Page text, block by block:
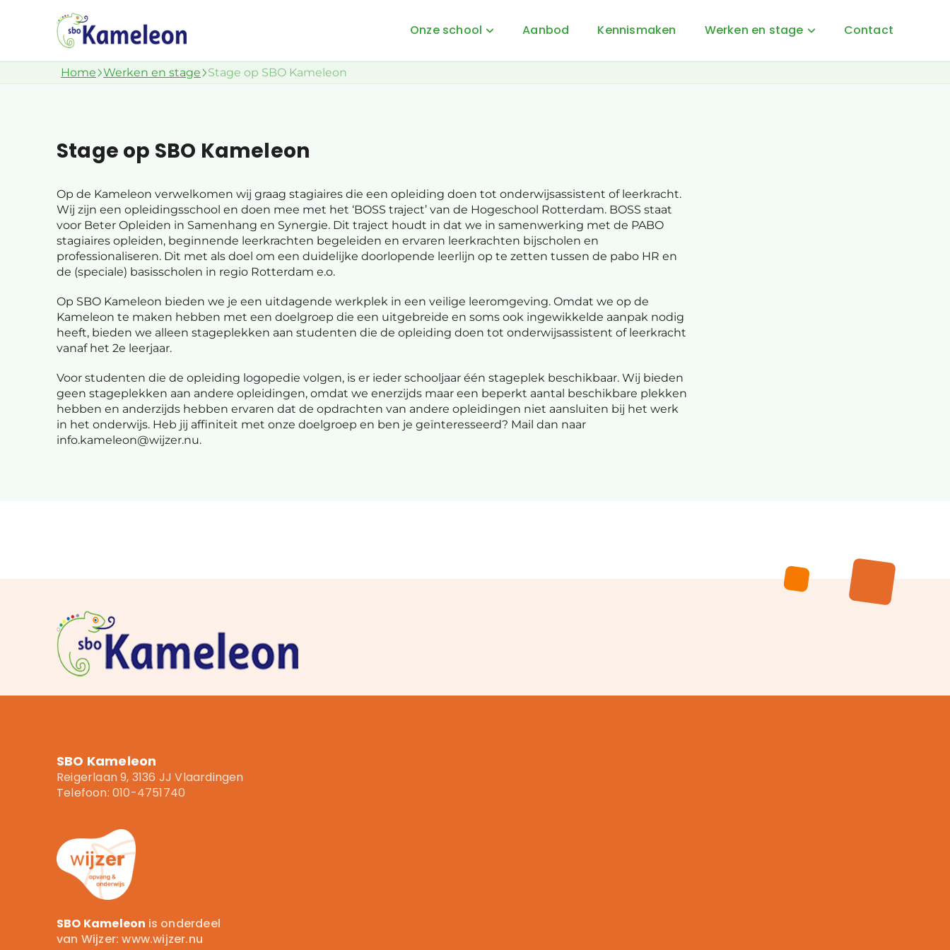
Onze school
Onze school
Downloads
Team
Voortgezet onderwijs
Aanbod Kennismaken Werken en stage
Werken en stage
Contact
Home Werken en stage Stage op SBO Kameleon
Stage op SBO Kameleon
Op de Kameleon verwelkomen wij graag stagiaires die een opleiding doen tot onderwijsassistent of leerkracht.
Wij zijn een opleidingsschool en doen mee met het ‘BOSS traject’ van de Hogeschool Rotterdam. BOSS staat
voor Beter Opleiden in Samenhang en Synergie. Dit traject houdt in dat we in samenwerking met de PABO
stagiaires opleiden, beginnende leerkrachten begeleiden en ervaren leerkrachten bijscholen en
professionaliseren. Dit met als doel om een duidelijke doorlopende leerlijn op te zetten tussen de pabo HR en
de (speciale) basisscholen in regio Rotterdam e.o.
Op SBO Kameleon bieden we je een uitdagende werkplek in een veilige leeromgeving. Omdat we op de
Kameleon te maken hebben met een doelgroep die een uitgebreide en soms ook ingewikkelde aanpak nodig
heeft, bieden we alleen stageplekken aan studenten die de opleiding doen tot onderwijsassistent of leerkracht
vanaf het 2e leerjaar.
Voor studenten die de opleiding logopedie volgen, is er ieder schooljaar één stageplek beschikbaar. Wij bieden
geen stageplekken aan andere opleidingen, omdat we enerzijds maar een beperkt aantal beschikbare plekken
hebben en anderzijds hebben ervaren dat de opdrachten van andere opleidingen niet aansluiten bij het werk
in het onderwijs. Heb jij affiniteit met onze doelgroep en ben je geïnteresseerd? Mail dan naar
info.kameleon@wijzer.nu.
SBO Kameleon
Reigerlaan 9, 3136 JJ Vlaardingen
Telefoon: 010-4751740
SBO Kameleon is onderdeel
van Wijzer:www.wijzer.nu